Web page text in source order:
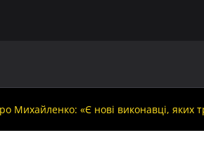
Михайленко: «Є нові виконавці, яких